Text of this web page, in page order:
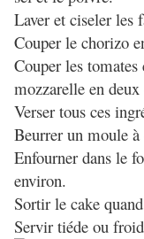
Laver et ciseler les
Couper le chorizo
Couper les tomates
mozzarelle en
Verser tous ces
Beurrer un moule à
Enfourner dans le
environ.
Sortir le cake
Servir tiéde ou